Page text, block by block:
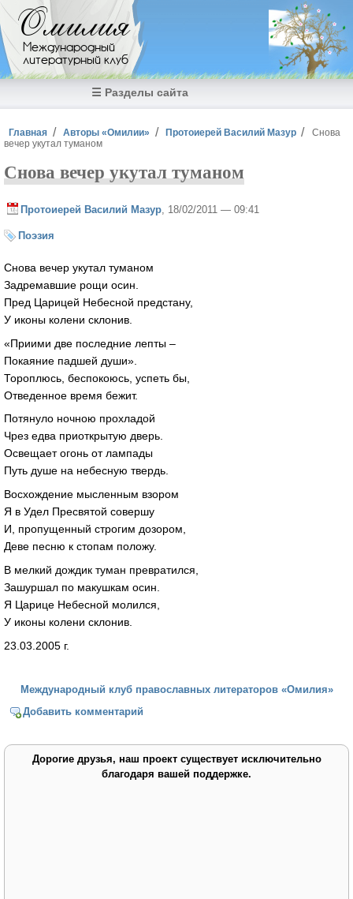
Перейти к основному содержанию
Омилия
Международный
литературный клуб
☰ Разделы сайта
Вы здесь
Главная Авторы «Омилии» Протоиерей Василий Мазур
Снова
вечер укутал туманом
Снова вечер укутал туманом
Протоиерей Василий Мазур , 18/02/2011 — 09:41
Поэзия
Снова вечер укутал туманом
Задремавшие рощи осин.
Пред Царицей Небесной предстану,
У иконы колени склонив.
«Приими две последние лепты –
Покаяние падшей души».
Тороплюсь, беспокоюсь, успеть бы,
Отведенное время бежит.
Потянуло ночною прохладой
Чрез едва приоткрытую дверь.
Освещает огонь от лампады
Путь душе на небесную твердь.
Восхождение мысленным взором
Я в Удел Пресвятой совершу
И, пропущенный строгим дозором,
Деве песню к стопам положу.
В мелкий дождик туман превратился,
Зашуршал по макушкам осин.
Я Царице Небесной молился,
У иконы колени склонив.
23.03.2005 г.
Международный клуб православных литераторов «Омилия»
Добавить комментарий
Дорогие друзья, наш проект существует исключительно
благодаря вашей поддержке.